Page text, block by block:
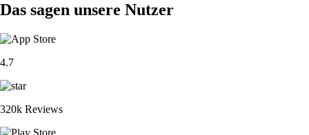
Das sagen unsere Nutzer
4.7
320k Reviews